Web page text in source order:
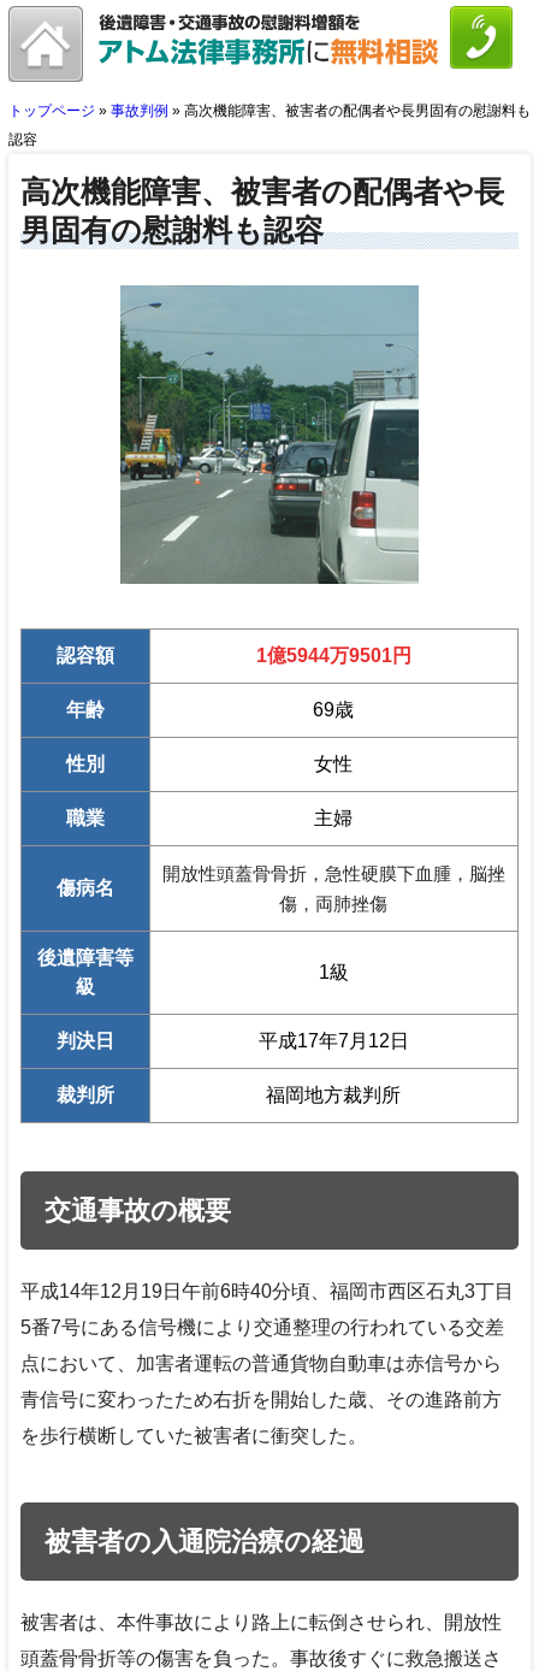
トップページ » 事故判例 » 高次機能障害、被害者の配偶者や長男固有の慰謝料も
認容
高次機能障害、被害者の配偶者や長
男固有の慰謝料も認容
認容額 1億5944万9501円
年齢 69歳
性別 女性
職業 主婦
傷病名
開放性頭蓋骨骨折，急性硬膜下血腫，脳挫
傷，両肺挫傷
後遺障害等
級
1級
判決日 平成17年7月12日
裁判所 福岡地方裁判所
交通事故の概要
平成14年12月19日午前6時40分頃、福岡市西区石丸3丁目
5番7号にある信号機により交通整理の行われている交差
点において、加害者運転の普通貨物自動車は赤信号から
青信号に変わったため右折を開始した歳、その進路前方
を歩行横断していた被害者に衝突した。
被害者の入通院治療の経過
被害者は、本件事故により路上に転倒させられ、開放性
頭蓋骨骨折等の傷害を負った。事故後すぐに救急搬送さ